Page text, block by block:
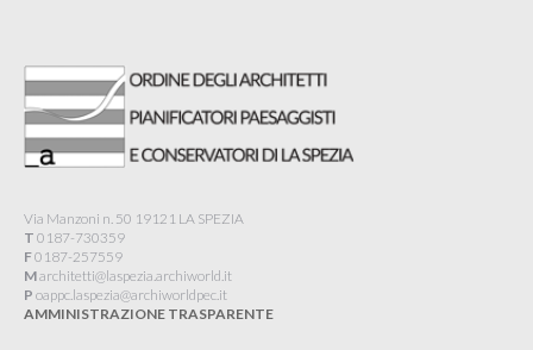
Via Manzoni n. 50 19121 LA SPEZIA
T 0187-730359
F0187-257559
Marchitetti@laspezia.archiworld.it
P oappc.laspezia@archiworldpec.it​
AMMINISTRAZIONE TRASPARENTE